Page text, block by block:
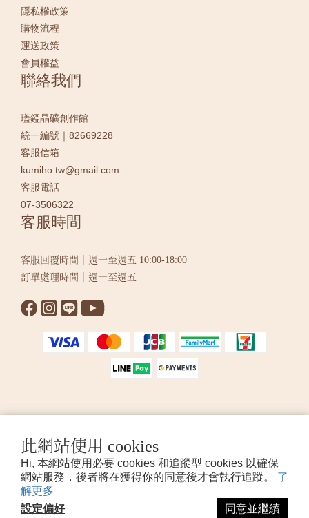
此網站使用 cookies
Hi, 本網站使用必要 cookies 和追蹤型 cookies 以確保
網站服務，後者將在獲得你的同意後才會執行追蹤。 了
解更多
設定偏好
同意並繼續
隱私權政策
購物流程
運送政策
會員權益
聯絡我們
瓂錏晶礦創作館
統一編號｜82669228
客服信箱
kumiho.tw@gmail.com
客服電話
07-3506322
客服時間
客服回覆時間｜週一至週五 10:00-18:00
訂單處理時間｜週一至週五
提醒您，我們不會以電話或簡訊方式通知變更付款方式。